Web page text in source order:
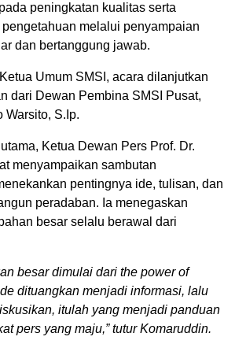
peningkatan kualitas serta
melalui penyampaian
dan bertanggung jawab.
Umum SMSI, acara dilanjutkan
dari Dewan Pembina SMSI Pusat,
Warsito, S.Ip.
Ketua Dewan Pers Prof. Dr.
menyampaikan sambutan
pentingnya ide, tulisan, dan
peradaban. Ia menegaskan
besar selalu berawal dari
besar dimulai dari the power of
dituangkan menjadi informasi, lalu
itulah yang menjadi panduan
pers yang maju,” tutur Komaruddin.